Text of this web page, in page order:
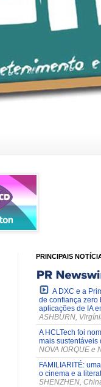
PRINCIPAIS
A DXC e a
de confiança zero
aplicações de IA
ASHBURN,
A HCLTech foi
mais sustentáveis
NOVA IORQUE e
FAMILIARITÉ:
o cinema e a
SHENZHEN,